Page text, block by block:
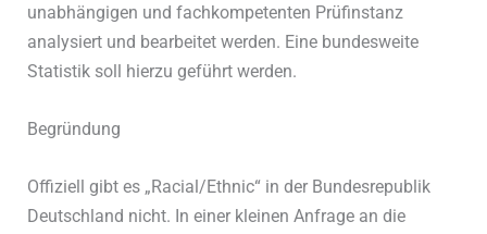
unabhängigen und fachkompetenten Prüfinstanz
analysiert und bearbeitet werden. Eine bundesweite
Statistik soll hierzu geführt werden.
Begründung
Offiziell gibt es „Racial/Ethnic“ in der Bundesrepublik
Deutschland nicht. In einer kleinen Anfrage an die